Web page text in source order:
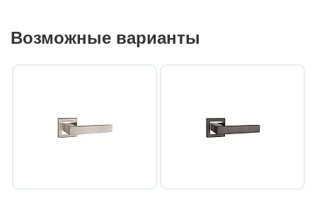
Возможные варианты